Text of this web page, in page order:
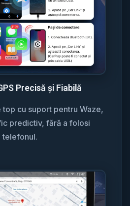
Precisă și Fiabilă
top cu suport pentru Waze,
predictiv, fără a folosi
telefonul.